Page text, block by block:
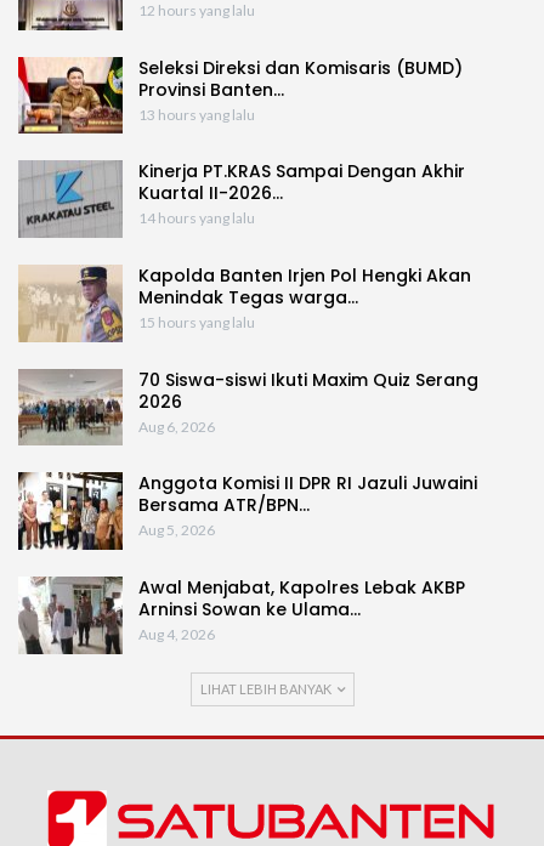
12 hours yang lalu
Seleksi Direksi dan Komisaris (BUMD)
Provinsi Banten…
13 hours yang lalu
Kinerja PT.KRAS Sampai Dengan Akhir
Kuartal II-2026…
14 hours yang lalu
Kapolda Banten Irjen Pol Hengki Akan
Menindak Tegas warga…
15 hours yang lalu
70 Siswa-siswi Ikuti Maxim Quiz Serang
2026
Aug 6, 2026
Anggota Komisi II DPR RI Jazuli Juwaini
Bersama ATR/BPN…
Aug 5, 2026
Awal Menjabat, Kapolres Lebak AKBP
Arninsi Sowan ke Ulama…
Aug 4, 2026
LIHAT LEBIH BANYAK